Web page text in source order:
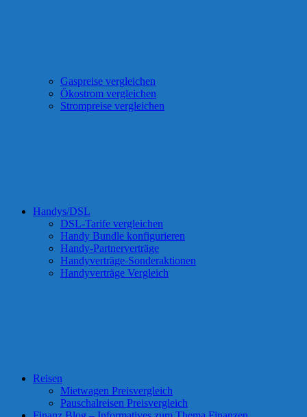
Gaspreise vergleichen
Ökostrom vergleichen
Strompreise vergleichen
Handys/DSL
DSL-Tarife vergleichen
Handy Bundle konfigurieren
Handy-Partnerverträge
Handyverträge-Sonderaktionen
Handyverträge Vergleich
Reisen
Mietwagen Preisvergleich
Pauschalreisen Preisvergleich